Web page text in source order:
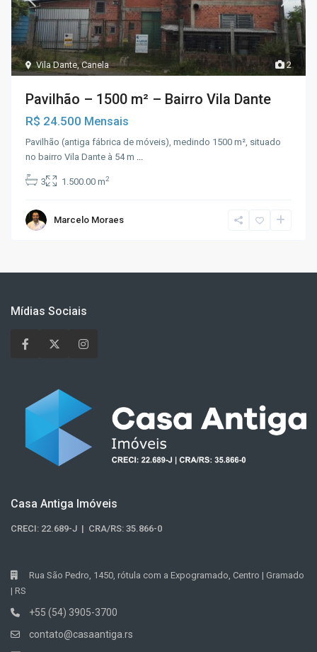
2
Vila Dante,Canela
Pavilhão – 1500 m² – Bairro Vila Dante
R$ 24.500 Mensais
Pavilhão (antiga fábrica de móveis), medindo 1500 m², situado
no bairro Vila Dante à 54 m ...
3 1.500.00 m2
Marcelo Moraes
Mídias Sociais
Casa Antiga Imóveis
CRECI: 22.689-J | CRA/RS: 35.866-0
Rua São Pedro, 1450, rótula com a Expogramado, Centro | Gramado
| RS
+55 (54) 3905-3700
contato@casaantiga.rs